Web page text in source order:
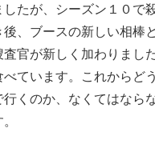
たが、シーズン１０で
、ブースの新しい相棒
査官が新しく加わりまし
ています。これからど
行くのか、なくてはなら